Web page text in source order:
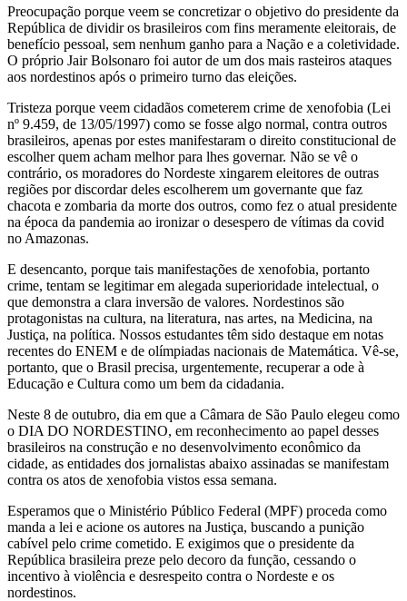
Preocupação porque veem se concretizar o objetivo do presidente da
República de dividir os brasileiros com fins meramente eleitorais, de
benefício pessoal, sem nenhum ganho para a Nação e a coletividade.
O próprio Jair Bolsonaro foi autor de um dos mais rasteiros ataques
aos nordestinos após o primeiro turno das eleições.
Tristeza porque veem cidadãos cometerem crime de xenofobia (Lei
nº 9.459, de 13/05/1997) como se fosse algo normal, contra outros
brasileiros, apenas por estes manifestaram o direito constitucional de
escolher quem acham melhor para lhes governar. Não se vê o
contrário, os moradores do Nordeste xingarem eleitores de outras
regiões por discordar deles escolherem um governante que faz
chacota e zombaria da morte dos outros, como fez o atual presidente
na época da pandemia ao ironizar o desespero de vítimas da covid
no Amazonas.
E desencanto, porque tais manifestações de xenofobia, portanto
crime, tentam se legitimar em alegada superioridade intelectual, o
que demonstra a clara inversão de valores. Nordestinos são
protagonistas na cultura, na literatura, nas artes, na Medicina, na
Justiça, na política. Nossos estudantes têm sido destaque em notas
recentes do ENEM e de olímpiadas nacionais de Matemática. Vê-se,
portanto, que o Brasil precisa, urgentemente, recuperar a ode à
Educação e Cultura como um bem da cidadania.
Neste 8 de outubro, dia em que a Câmara de São Paulo elegeu como
o DIA DO NORDESTINO, em reconhecimento ao papel desses
brasileiros na construção e no desenvolvimento econômico da
cidade, as entidades dos jornalistas abaixo assinadas se manifestam
contra os atos de xenofobia vistos essa semana.
Esperamos que o Ministério Público Federal (MPF) proceda como
manda a lei e acione os autores na Justiça, buscando a punição
cabível pelo crime cometido. E exigimos que o presidente da
República brasileira preze pelo decoro da função, cessando o
incentivo à violência e desrespeito contra o Nordeste e os
nordestinos.